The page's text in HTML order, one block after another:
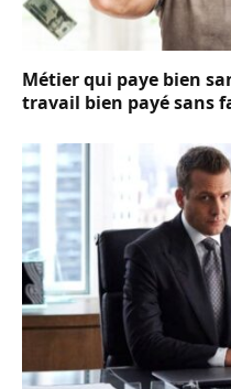
Métier qui paye bien
travail bien payé sans